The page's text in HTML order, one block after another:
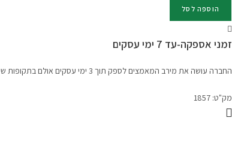
תיבת
נגינה
Otagiri
הוספה לסל
זמני אספקה-עד 7 ימי עסקים
החברה עושה את מירב המאמצים לספק תוך 3 ימי עסקים אולם בתקופות שיא וחגים יתכנו עיכובים אנא קבלו זאת בהבנה והכלה.
מק"ט: 1857